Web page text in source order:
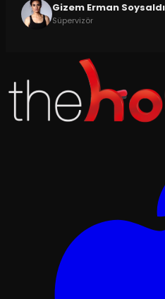
Gizem Erman Soysaldı
Süpervizör